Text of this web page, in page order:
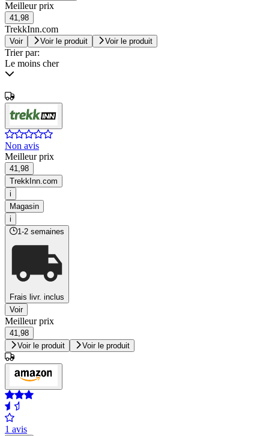
Meilleur prix
41,98
TrekkInn.com
Voir Voir le produit Voir le produit
Trier par:
Le moins cher
Non avis
Meilleur prix
41,98
TrekkInn.com
i
Magasin
i
1-2 semaines
Frais livr. inclus
Voir
Meilleur prix
41,98
Voir le produit
Voir le produit
1 avis